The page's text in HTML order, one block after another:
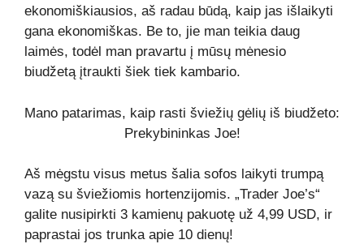
ekonomiškiausios, aš radau būdą, kaip jas išlaikyti
gana ekonomiškas. Be to, jie man teikia daug
laimės, todėl man pravartu į mūsų mėnesio
biudžetą įtraukti šiek tiek kambario.
Mano patarimas, kaip rasti šviežių gėlių iš biudžeto:
Prekybininkas Joe!
Aš mėgstu visus metus šalia sofos laikyti trumpą
vazą su šviežiomis hortenzijomis. „Trader Joe’s“
galite nusipirkti 3 kamienų pakuotę už 4,99 USD, ir
paprastai jos trunka apie 10 dienų!